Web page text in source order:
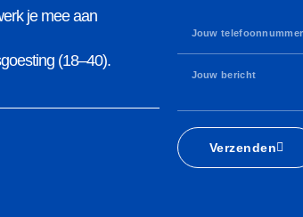
je mee aan
(18–40).
Verzenden